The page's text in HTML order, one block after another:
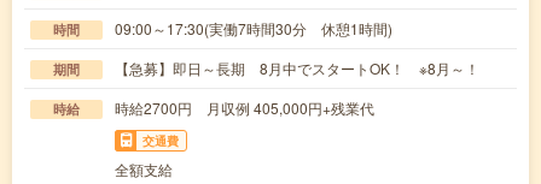
時間 09:00～17:30(実働7時間30分 休憩1時間)
期間 【急募】即日～長期 8月中でスタートOK！ ※8月～！
時給 時給2700円 月収例 405,000円+残業代
交通費
全額支給